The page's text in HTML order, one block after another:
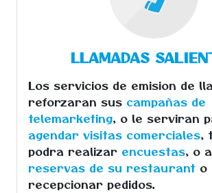
LLAMADAS
Los servicios de emision de
reforzaran sus campañas de
telemarketing, o le serviran
agendar visitas comerciales,
podra realizar encuestas, o
reservas de su restaurant o
recepcionar pedidos.